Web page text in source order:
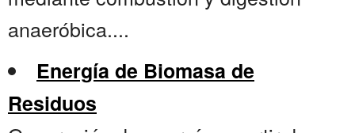
anaeróbica....
Energía de Biomasa de
Residuos